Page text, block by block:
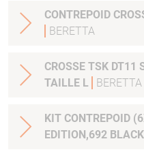
CONTREPOID
BERETTA
CROSSE TSK DT11
TAILLE L
BERETTA
KIT CONTREPOID
EDITION,692